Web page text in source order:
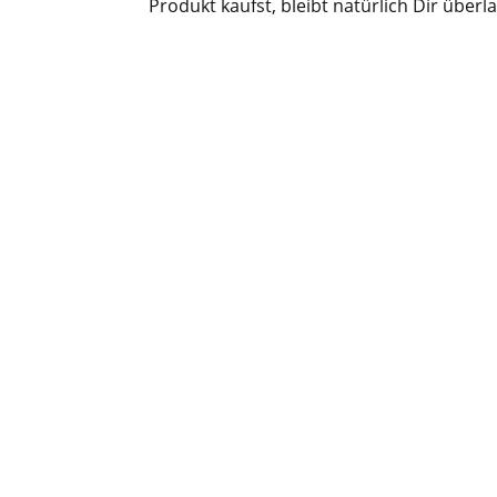
Produkt kaufst, bleibt natürlich Dir